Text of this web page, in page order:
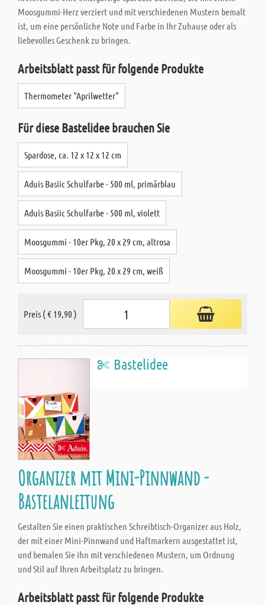
Moosgummi-Herz verziert und mit verschiedenen Mustern bemalt
ist, um eine persönliche Note und Farbe in Ihr Zuhause oder als
liebevolles Geschenk zu bringen.
Arbeitsblatt passt für folgende Produkte
Thermometer "Aprilwetter"
Für diese Bastelidee brauchen Sie
Spardose, ca. 12 x 12 x 12 cm
Aduis Basiic Schulfarbe - 500 ml, primärblau
Aduis Basiic Schulfarbe - 500 ml, violett
Moosgummi - 10er Pkg, 20 x 29 cm, altrosa
Moosgummi - 10er Pkg, 20 x 29 cm, weiß
Preis ( € 19,90 )
Bastelidee
Organizer mit Mini-Pinnwand -
Bastelanleitung
Gestalten Sie einen praktischen Schreibtisch-Organizer aus Holz,
der mit einer Mini-Pinnwand und Haftmarkern ausgestattet ist,
und bemalen Sie ihn mit verschiedenen Mustern, um Ordnung
und Stil auf Ihren Arbeitsplatz zu bringen.
Arbeitsblatt passt für folgende Produkte